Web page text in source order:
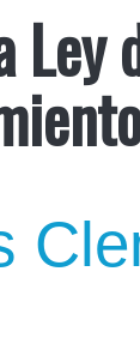
Ley